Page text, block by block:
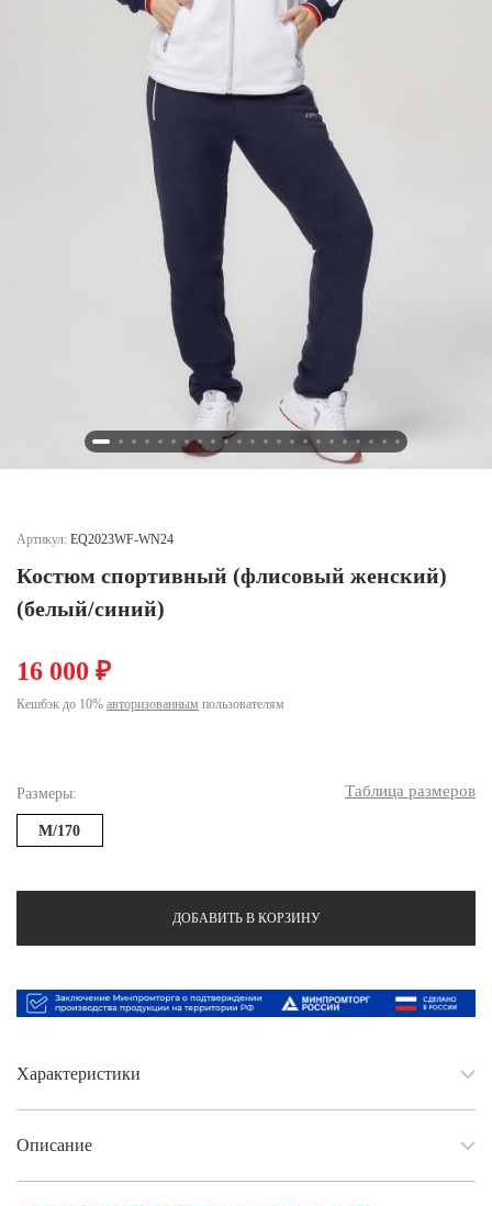
Новосибирская область (3)
Республика Башкортостан (3)
Республика Татарстан (2)
Санкт-Петербург и ЛО (3)
Тюменская область (3)
Хакасия (1)
Челябинская область (2)
Ямало-Ненецкий автономный округ (1)
Ярославская область (1)
Артикул: EQ2023WF-WN24
Костюм спортивный (флисовый женский)
(белый/синий)
16 000 ₽
Кешбэк до 10% авторизованным пользователям
Размеры: Таблица размеров
M/170
ДОБАВИТЬ В КОРЗИНУ
Характеристики
Описание